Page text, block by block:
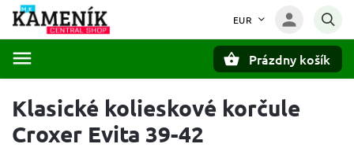
EUR
Prázdny košík
Klasické kolieskové korčule
Croxer Evita 39-42